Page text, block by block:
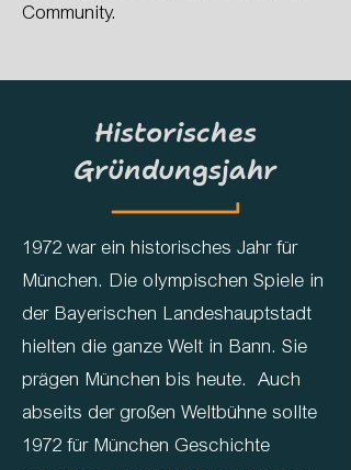
Community.
Historisches
Gründungsjahr
1972 war ein historisches Jahr für
München. Die olympischen Spiele in
der Bayerischen Landeshauptstadt
hielten die ganze Welt in Bann. Sie
prägen München bis heute. Auch
abseits der großen Weltbühne sollte
1972 für München Geschichte